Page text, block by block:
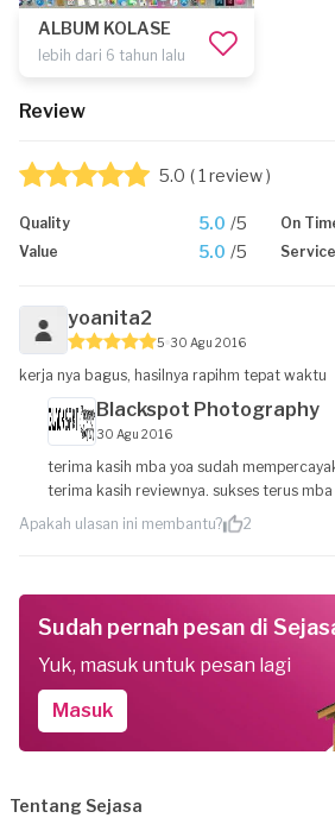
ALBUM KOLASE
lebih dari 6 tahun lalu
Review
5.0 ( 1 review )
Quality 5.0 /5 On
Value 5.0 /5
yoanita2
5 30 Agu 2016
kerja nya bagus, hasilnya rapihm tepat waktu
Blackspot Photography
30 Agu 2016
terima kasih mba yoa sudah
terima kasih reviewnya. sukses terus mba
Apakah ulasan ini membantu?
2
Sudah pernah pesan di
Yuk, masuk untuk pesan lagi
Masuk
Tentang Sejasa